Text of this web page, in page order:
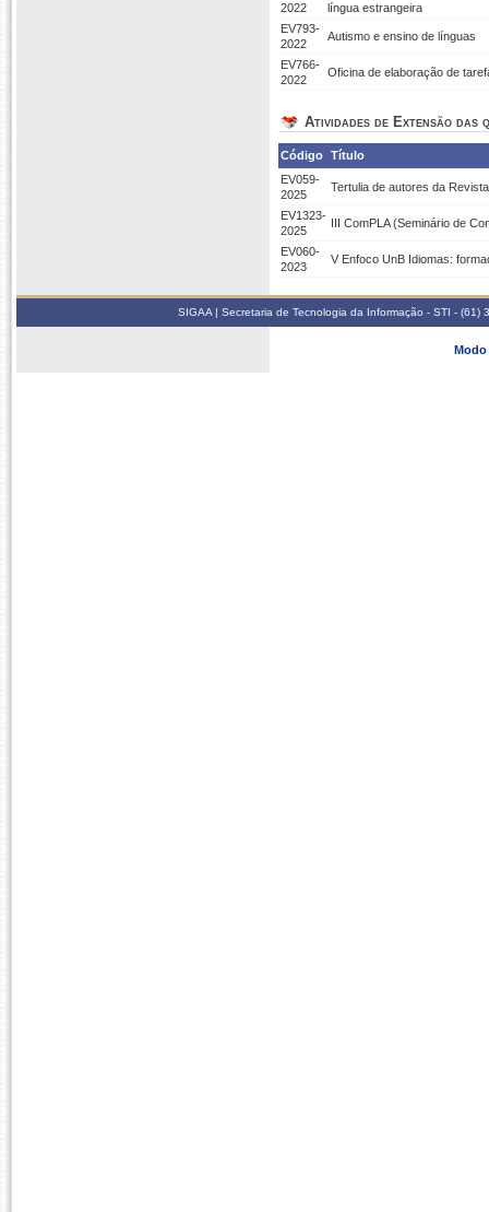
2022
língua estrangeira
EV793-
2022
Autismo e ensino de línguas
EV766-
2022
Oficina de elaboração de
Atividades de Extensão das
Código Título
EV059-
2025
Tertulia de autores da
EV1323-
2025
III ComPLA (Seminário de
EV060-
2023
V Enfoco UnB Idiomas:
SIGAA | Secretaria de Tecnologia da Informação - STI -
Modo